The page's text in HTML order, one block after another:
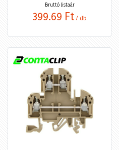
Bruttó listaár
399,69 Ft / db